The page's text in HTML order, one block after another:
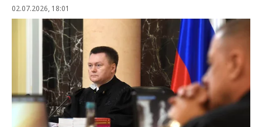
02.07.2026, 18:01